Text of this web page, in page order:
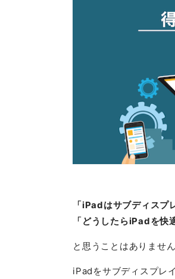
「iPadはサブディスプ
「どうしたらiPadを快
と思うことはありませ
iPadをサブディスプレ